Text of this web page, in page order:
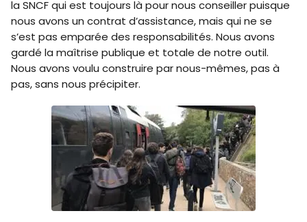
la SNCF qui est toujours là pour nous conseiller puisque
nous avons un contrat d’assistance, mais qui ne se
s’est pas emparée des responsabilités. Nous avons
gardé la maîtrise publique et totale de notre outil.
Nous avons voulu construire par nous-mêmes, pas à
pas, sans nous précipiter.